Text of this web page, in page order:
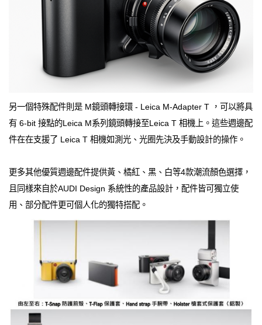
另一個特殊配件則是 M鏡頭轉接環 - Leica M-Adapter T ，可以將具
有 6-bit 接點的Leica M系列鏡頭轉接至Leica T 相機上。這些週邊配
件在在支援了 Leica T 相機如測光、光圈先決及手動設計的操作。
更多其他優質週邊配件提供黃、橘紅、黑、白等4款潮流顏色選擇，
且同樣來自於AUDI Design 系統性的產品設計，配件皆可獨立使
用、部分配件更可個人化的獨特搭配。